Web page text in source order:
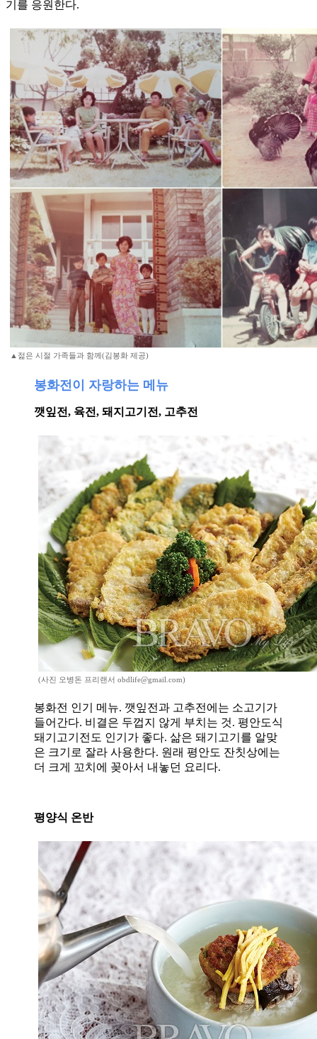
기를 응원한다.
▲젊은 시절 가족들과 함께(김봉화 제공)
봉화전이 자랑하는 메뉴
깻잎전, 육전, 돼지고기전, 고추전
(사진 오병돈 프리랜서 obdlife@gmail.com)
봉화전 인기 메뉴. 깻잎전과 고추전에는 소고기가
들어간다. 비결은 두껍지 않게 부치는 것. 평안도식
돼기고기전도 인기가 좋다. 삶은 돼기고기를 알맞
은 크기로 잘라 사용한다. 원래 평안도 잔칫상에는
더 크게 꼬치에 꽂아서 내놓던 요리다.
평양식 온반